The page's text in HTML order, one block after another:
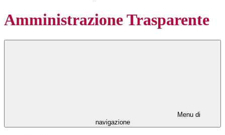
Amministrazione Trasparente
Menu di
navigazione